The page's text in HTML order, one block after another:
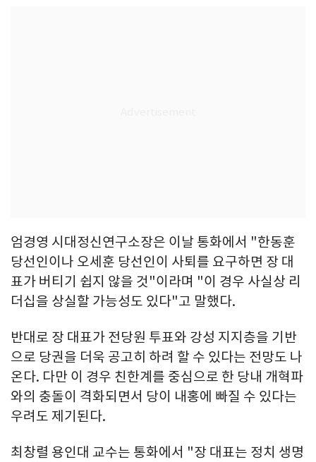
엄경영 시대정신연구소장은 이날 통화에서 "한동훈
당선인이나 오세훈 당선인이 사퇴를 요구하면 장 대
표가 버티기 쉽지 않을 것"이라며 "이 경우 사실상 리
더십을 상실할 가능성도 있다"고 말했다.
반대로 장 대표가 전당원 투표와 강성 지지층을 기반
으로 당권을 더욱 공고히 하려 할 수 있다는 전망도 나
온다. 다만 이 경우 친한계를 중심으로 한 당내 개혁파
와의 충돌이 격화되면서 당이 내홍에 빠질 수 있다는
우려도 제기된다.
최창렬 용인대 교수는 통화에서 "장 대표는 정치 생명